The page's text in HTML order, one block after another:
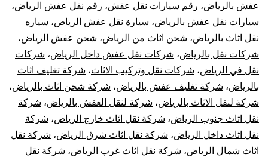
عفش بالرياض، رقم سيارات نقل عفش، رقم نقل عفش الرياض،
سيارات نقل عفش بالرياض، سيارة نقل عفش الرياض، سياره
نقل اثاث بالرياض، شحن اثاث من الرياض، شحن عفش الرياض،
شركات نقل بالرياض، شركات نقل عفش داخل الرياض، شركات
نقل في الرياض، شركات نقل وتركيب الاثاث، شركة تغليف اثاث
بالرياض، شركة تغليف عفش بالرياض، شركة شحن اثاث بالرياض،
شركة لنقل الاثاث بالرياض، شركة لنقل العفش بالرياض، شركة
نقل اثاث جنوب الرياض، شركة نقل اثاث خارج الرياض، شركة
نقل اثاث داخل الرياض، شركة نقل اثاث شرق الرياض، شركة نقل
اثاث شمال الرياض، شركة نقل اثاث غرب الرياض، شركة نقل